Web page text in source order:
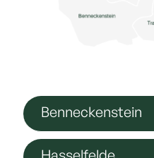
Benneckenstein